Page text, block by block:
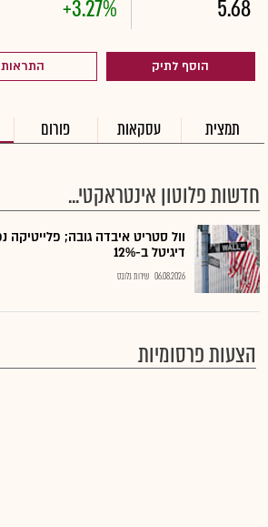
5.68
+3.27%
הוסף לתיק התראות
תמצית עסקאות פורום
חדשות פלוטון אינטראקטי...
דיגיטל ב-12%
06.08.2026 שירות גלובס
הצעות פרסומיות